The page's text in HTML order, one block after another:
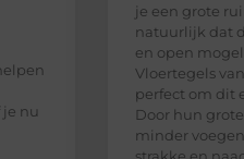
nu
je een grote
natuurlijk dat
en open
Vloertegels
perfect om dit
Door hun
minder